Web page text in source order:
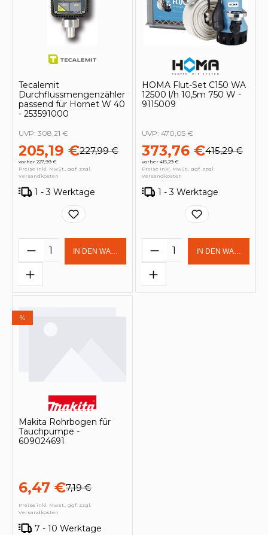
Tecalemit
Durchflussmengenzähler
passend für Hornet W 40
- 253591000
205,19 €227,99 €
vorher 227,99 €
UVP: 308,21 €
Preise inkl. MwSt., ggf. zzgl.
Versandkosten
1 - 3 Werktage
Produkt Anzahl: Gib den
IN DEN WARENKORB
HOMA Flut-Set C150 WA
12500 l/h 10,5m 750 W -
9115009
373,76 €415,29 €
vorher 415,29 €
UVP: 470,05 €
Preise inkl. MwSt., ggf. zzgl.
Versandkosten
1 - 3 Werktage
Produkt Anzahl:
IN DEN
%
Makita Rohrbogen für
Tauchpumpe -
609024691
6,47 €7,19 €
Preise inkl. MwSt., ggf. zzgl.
Versandkosten
7 - 10 Werktage